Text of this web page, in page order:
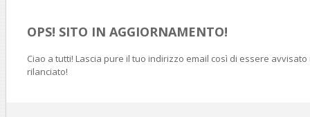
OPS! SITO IN AGGIORNAMENTO!
Ciao a tutti! Lascia pure il tuo indirizzo email così di essere
rilanciato!